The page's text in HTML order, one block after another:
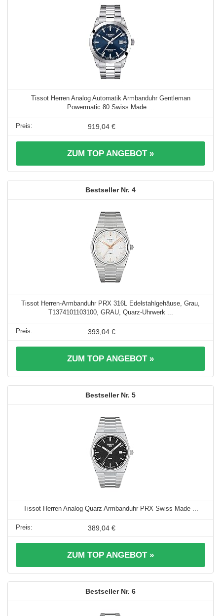
Tissot Herren Analog Automatik Armbanduhr Gentleman
Powermatic 80 Swiss Made ...
919,04 €
ZUM TOP ANGEBOT »
4
Tissot Herren-Armbanduhr PRX 316L Edelstahlgehäuse, Grau,
T1374101103100, GRAU, Quarz-Uhrwerk ...
393,04 €
ZUM TOP ANGEBOT »
5
Tissot Herren Analog Quarz Armbanduhr PRX Swiss Made ...
389,04 €
ZUM TOP ANGEBOT »
6